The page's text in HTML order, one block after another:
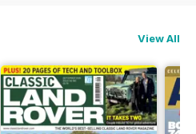
View All